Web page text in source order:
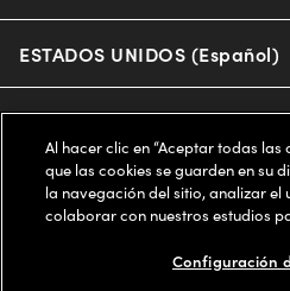
Miu Miu
Prada
Michael Kors
Coach
Eyewear Trends
Our Lenses
Schedule an Eye Exam
AARP Members
Frame Advisor
Style Guide
Terms of Use
Notice of Financial Incentive
Independent Doctor's Notice
About us
Accessibility
Our Flagship Stores
ESTADOS UNIDOS (Español)
Buy now, pay later with Klarna*,
Learn
Al hacer clic en “Aceptar todas las
que las cookies se guarden en su
la navegación del sitio, analizar el
colaborar con nuestros estudios
Configuración